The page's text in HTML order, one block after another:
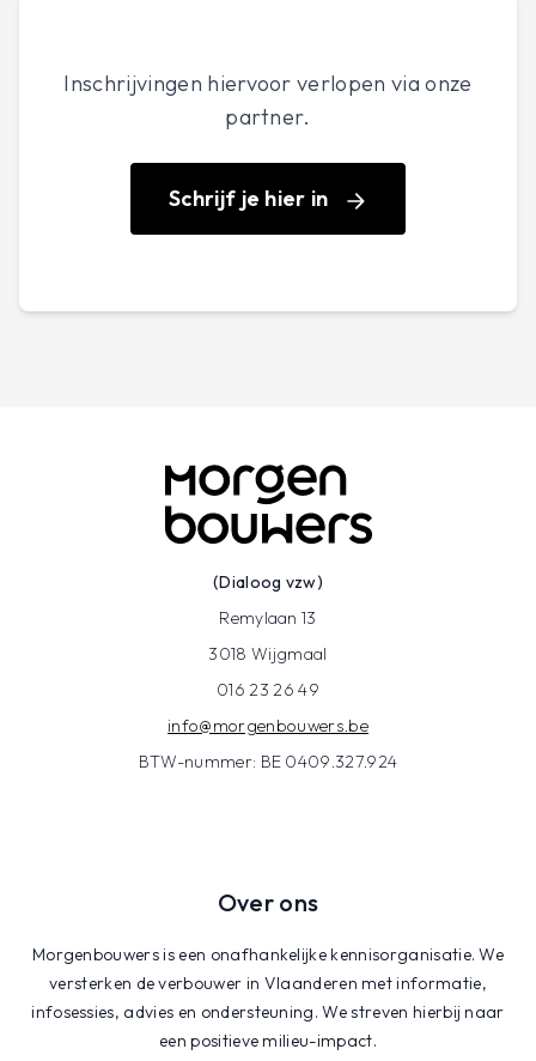
Inschrijvingen hiervoor verlopen via onze
partner.
Schrijf je hier in
(Dialoog vzw)
Remylaan 13
3018 Wijgmaal
016 23 26 49
info@morgenbouwers.be
BTW-nummer: BE 0409.327.924
Over ons
Morgenbouwers is een onafhankelijke kennisorganisatie. We
versterken de verbouwer in Vlaanderen met informatie,
infosessies, advies en ondersteuning. We streven hierbij naar
een positieve milieu-impact.